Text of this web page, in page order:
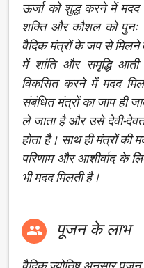
ऊर्जा को शुद्ध करने में
शक्ति और कौशल को पुनः
वैदिक मंत्रों के जप से मिलने
में शांति और समृद्धि आती
विकसित करने में मदद
संबंधित मंत्रों का जाप ही
ले जाता है और उसे देवी-
होता है। साथ ही मंत्रों
परिणाम और आशीर्वाद के
भी मदद मिलती है।
 पूजन के लाभ